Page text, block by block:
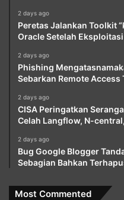
2 days ago
Peretas Jalankan Toolkit
Oracle Setelah
2 days ago
Phishing
Sebarkan Remote Access
2 days ago
CISA Peringatkan
Celah Langflow, N-
2 days ago
Bug Google Blogger
Sebagian Bahkan
Most Commented